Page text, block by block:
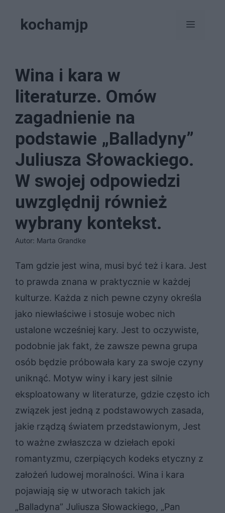
kochamjp Menu
Wina i kara w
literaturze. Omów
zagadnienie na
podstawie „Balladyny”
Juliusza Słowackiego.
W swojej odpowiedzi
uwzględnij również
wybrany kontekst.
Autor: Marta Grandke
Tam gdzie jest wina, musi być też i kara. Jest
to prawda znana w praktycznie w każdej
kulturze. Każda z nich pewne czyny określa
jako niewłaściwe i stosuje wobec nich
ustalone wcześniej kary. Jest to oczywiste,
podobnie jak fakt, że zawsze pewna grupa
osób będzie próbowała kary za swoje czyny
uniknąć. Motyw winy i kary jest silnie
eksploatowany w literaturze, gdzie często ich
związek jest jedną z podstawowych zasada,
jakie rządzą światem przedstawionym, Jest
to ważne zwłaszcza w dziełach epoki
romantyzmu, czerpiących kodeks etyczny z
założeń ludowej moralności. Wina i kara
pojawiają się w utworach takich jak
„Balladyna” Juliusza Słowackiego, „Pan